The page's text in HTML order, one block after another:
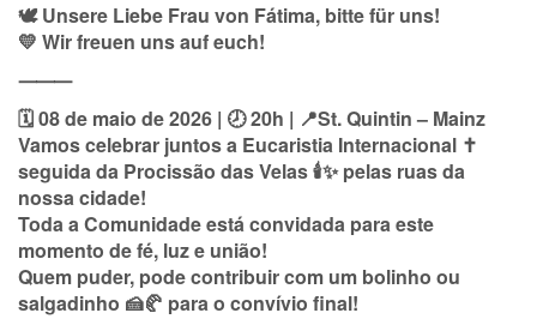
🕊️ Unsere Liebe Frau von Fátima, bitte für uns!
💛 Wir freuen uns auf euch!
⸻
🗓️ 08 de maio de 2026 | 🕗 20h | 📍St. Quintin – Mainz
Vamos celebrar juntos a Eucaristia Internacional ✝️
seguida da Procissão das Velas 🕯️✨ pelas ruas da
nossa cidade!
Toda a Comunidade está convidada para este
momento de fé, luz e união!
Quem puder, pode contribuir com um bolinho ou
salgadinho 🍰🥐 para o convívio final!